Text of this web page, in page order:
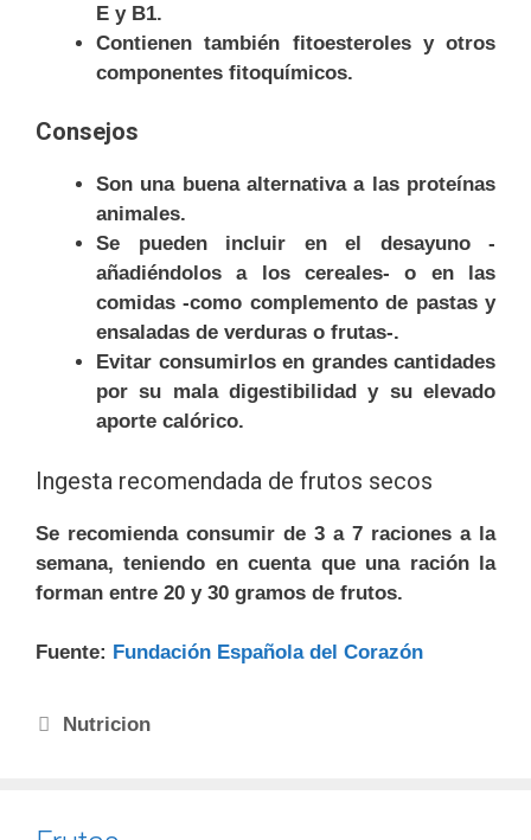
E y B1.
Contienen también fitoesteroles y otros
componentes fitoquímicos.
Consejos
Son una buena alternativa a las proteínas
animales.
Se pueden incluir en el desayuno -
añadiéndolos a los cereales- o en las
comidas -como complemento de pastas y
ensaladas de verduras o frutas-.
Evitar consumirlos en grandes cantidades
por su mala digestibilidad y su elevado
aporte calórico.
Ingesta recomendada de frutos secos
Se recomienda consumir de 3 a 7 raciones a la
semana, teniendo en cuenta que una ración la
forman entre 20 y 30 gramos de frutos.
Fuente: Fundación Española del Corazón
Nutricion